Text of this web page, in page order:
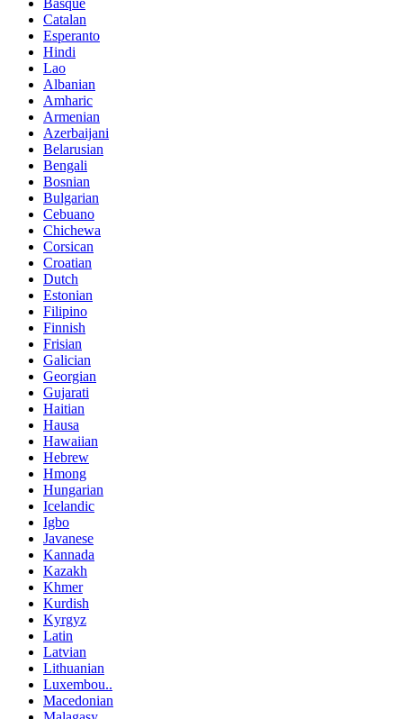
Basque
Catalan
Esperanto
Hindi
Lao
Albanian
Amharic
Armenian
Azerbaijani
Belarusian
Bengali
Bosnian
Bulgarian
Cebuano
Chichewa
Corsican
Croatian
Dutch
Estonian
Filipino
Finnish
Frisian
Galician
Georgian
Gujarati
Haitian
Hausa
Hawaiian
Hebrew
Hmong
Hungarian
Icelandic
Igbo
Javanese
Kannada
Kazakh
Khmer
Kurdish
Kyrgyz
Latin
Latvian
Lithuanian
Luxembou..
Macedonian